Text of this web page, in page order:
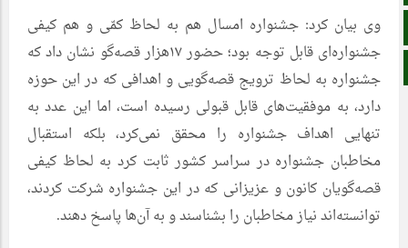
زبان انگلیسی
وی بیان کرد: جشنواره امسال هم به لحاظ کمّی و هم کیفی
جشنواره‌ای قابل توجه بود؛ حضور ۱۷هزار قصه‌گو نشان داد که
جشنواره به لحاظ ترویج قصه‌گویی و اهدافی که در این حوزه
دارد، به موفقیت‌های قابل قبولی رسیده است، اما این عدد به
تنهایی اهداف جشنواره را محقق نمی‌کرد، بلکه استقبال
مخاطبان جشنواره در سراسر کشور ثابت کرد به لحاظ کیفی
قصه‌گویان کانون و عزیزانی که در این جشنواره شرکت کردند،
توانسته‌اند نیاز مخاطبان را بشناسند و به آن‌ها پاسخ دهند.